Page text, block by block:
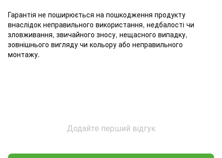
Гарантія не поширюється на пошкодження продукту
внаслідок неправильного використання, недбалості чи
зловживання, звичайного зносу, нещасного випадку,
зовнішнього вигляду чи кольору або неправильного
монтажу.
Додайте перший відгук